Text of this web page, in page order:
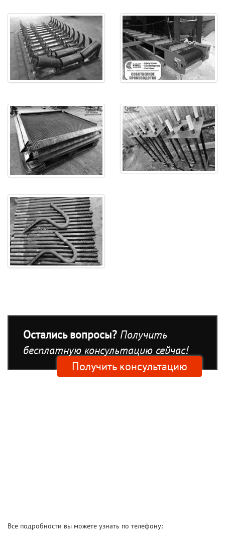
Остались вопросы? Получить
бесплатную консультацию сейчас!
Получить консультацию
Все подробности вы можете узнать по телефону: